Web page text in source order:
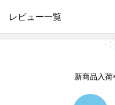
レビュー一覧
新商品入荷